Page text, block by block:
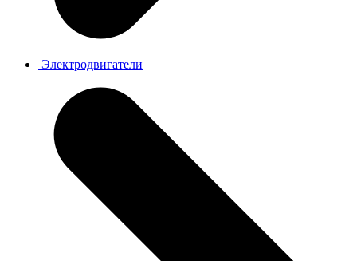
Электродвигатели